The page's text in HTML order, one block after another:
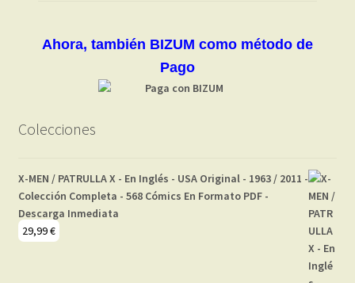
Ahora, también BIZUM como método de
Pago
Colecciones
X-MEN / PATRULLA X - En Inglés - USA Original - 1963 / 2011 -
Colección Completa - 568 Cómics En Formato PDF -
Descarga Inmediata
29,99€